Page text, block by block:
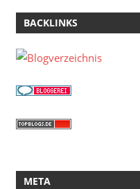
BACKLINKS
META